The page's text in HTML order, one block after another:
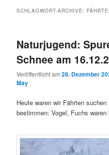
SCHLAGWORT-ARCHIVE:
Naturjugend:
Schnee am
Veröffentlicht am28. Dezember
May
Heute waren wir Fährten
bestimmen: Vogel, Fuchs